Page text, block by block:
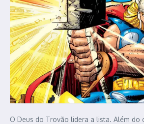
O Deus do Trovão lidera a lista. Além do